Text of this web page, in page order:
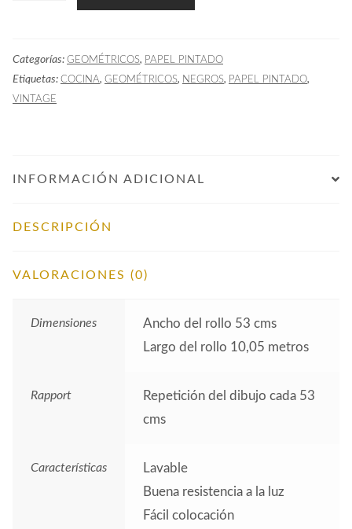
Negro
cantidad
Categorías: GEOMÉTRICOS, PAPEL PINTADO
Etiquetas: COCINA, GEOMÉTRICOS, NEGROS, PAPEL PINTADO,
VINTAGE
INFORMACIÓN ADICIONAL
DESCRIPCIÓN
VALORACIONES (0)
Dimensiones
Ancho del rollo 53 cms
Largo del rollo 10,05 metros
Rapport
Repetición del dibujo cada 53
cms
Características
Lavable
Buena resistencia a la luz
Fácil colocación